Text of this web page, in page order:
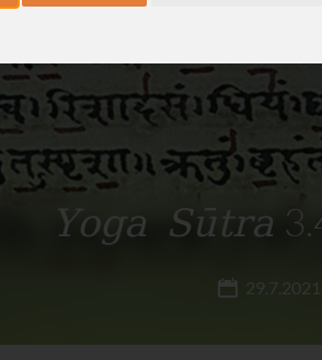
Yoga Sūtra
29.7.2021